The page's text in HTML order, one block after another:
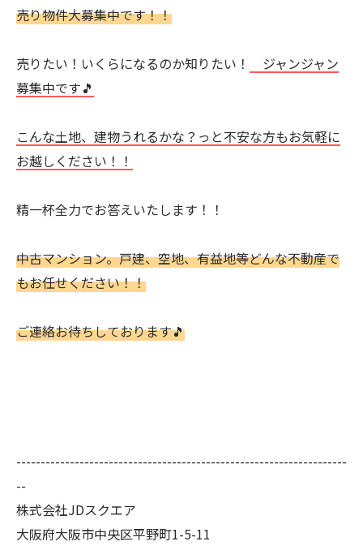
売り物件大募集中です！！
売りたい！いくらになるのか知りたい！
ジャンジャン
募集中です🎵
こんな土地、建物うれるかな？っと不安な方もお気軽に
お越しください！！
精一杯全力でお答えいたします！！
中古マンション。戸建、空地、有益地等どんな不動産で
もお任せください！！
ご連絡お待ちしております🎵
--------------------------------------------------------------------
--
株式会社JDスクエア
大阪府大阪市中央区平野町1-5-11